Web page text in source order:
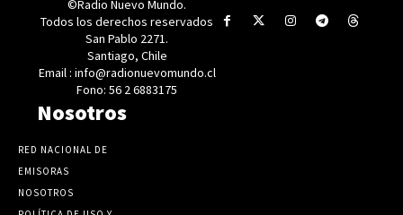
©Radio Nuevo Mundo.
Todos los derechos reservados
San Pablo 2271.
Santiago, Chile
Email : info@radionuevomundo.cl
Fono: 56 2 6883175
Nosotros
RED NACIONAL DE
EMISORAS
NOSOTROS